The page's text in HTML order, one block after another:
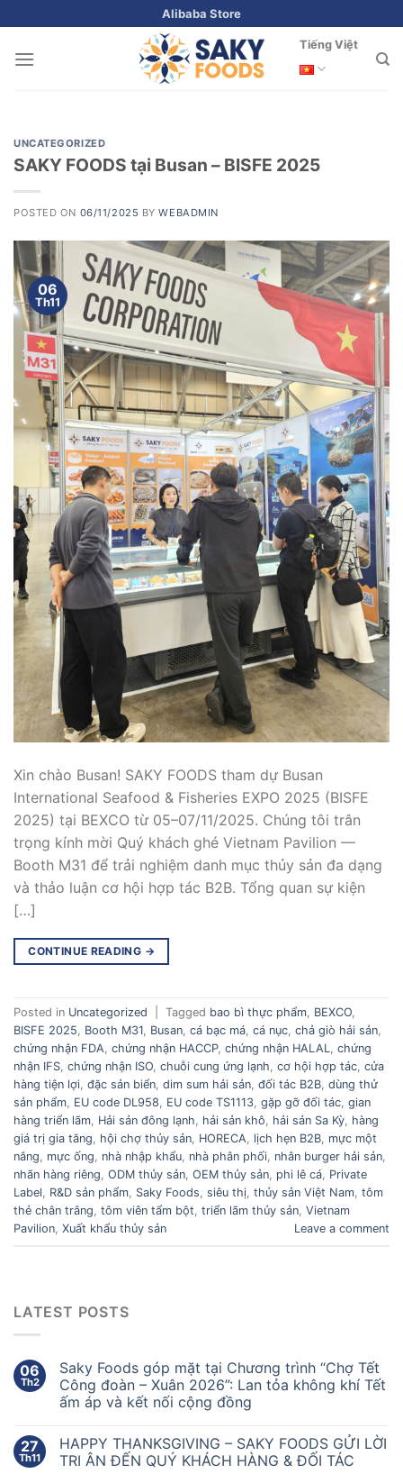
to
content
Alibaba Store
Tiếng Việt
UNCATEGORIZED
SAKY FOODS tại Busan – BISFE 2025
POSTED ON 06/11/2025 BYWEBADMIN
06
Th11
Xin chào Busan! SAKY FOODS tham dự Busan
International Seafood & Fisheries EXPO 2025 (BISFE
2025) tại BEXCO từ 05–07/11/2025. Chúng tôi trân
trọng kính mời Quý khách ghé Vietnam Pavilion —
Booth M31 để trải nghiệm danh mục thủy sản đa dạng
và thảo luận cơ hội hợp tác B2B. Tổng quan sự kiện
[…]
CONTINUE READING →
Posted in Uncategorized Tagged bao bì thực phẩm, BEXCO,
BISFE 2025, Booth M31, Busan, cá bạc má, cá nục, chả giò hải sản,
chứng nhận FDA, chứng nhận HACCP, chứng nhận HALAL, chứng
nhận IFS, chứng nhận ISO, chuỗi cung ứng lạnh, cơ hội hợp tác, cửa
hàng tiện lợi, đặc sản biển, dim sum hải sản, đối tác B2B, dùng thử
sản phẩm, EU code DL958, EU code TS1113, gặp gỡ đối tác, gian
hàng triển lãm, Hải sản đông lạnh, hải sản khô, hải sản Sa Kỳ, hàng
giá trị gia tăng, hội chợ thủy sản, HORECA, lịch hẹn B2B, mực một
nắng, mực ống, nhà nhập khẩu, nhà phân phối, nhân burger hải sản,
nhãn hàng riêng, ODM thủy sản, OEM thủy sản, phi lê cá, Private
Label, R&D sản phẩm, Saky Foods, siêu thị, thủy sản Việt Nam, tôm
thẻ chân trắng, tôm viên tẩm bột, triển lãm thủy sản, Vietnam
Pavilion, Xuất khẩu thủy sản Leave a comment
LATEST POSTS
06
Th2
Saky Foods góp mặt tại Chương trình “Chợ Tết
Công đoàn – Xuân 2026”: Lan tỏa không khí Tết
ấm áp và kết nối cộng đồng
27
Th11
HAPPY THANKSGIVING – SAKY FOODS GỬI LỜI
TRI ÂN ĐẾN QUÝ KHÁCH HÀNG & ĐỐI TÁC